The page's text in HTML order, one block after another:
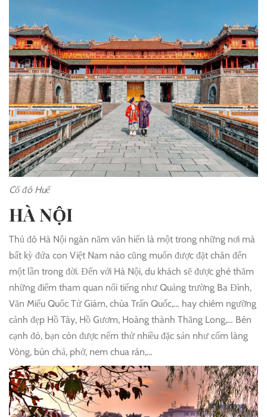
Cố đô Huế
HÀ NỘI
Thủ đô Hà Nội ngàn năm văn hiến là một trong những nơi mà
bất kỳ đứa con Việt Nam nào cũng muốn được đặt chân đến
một lần trong đời. Đến với Hà Nội, du khách sẽ được ghé thăm
những điểm tham quan nổi tiếng như Quảng trường Ba Đình,
Văn Miếu Quốc Tử Giám, chùa Trấn Quốc,… hay chiêm ngưỡng
cảnh đẹp Hồ Tây, Hồ Gươm, Hoàng thành Thăng Long,… Bên
cạnh đó, bạn còn được nếm thử nhiều đặc sản như cốm làng
Vòng, bún chả, phở, nem chua rán,…